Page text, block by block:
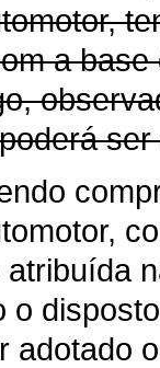
a
atribuída
o
adotado